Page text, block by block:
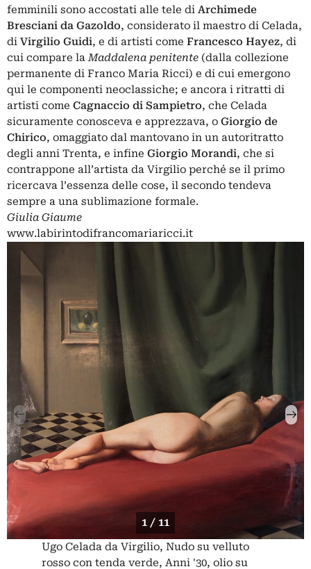
femminili sono accostati alle tele di Archimede
Bresciani da Gazoldo, considerato il maestro di Celada,
di Virgilio Guidi, e di artisti come Francesco Hayez, di
cui compare laMaddalena penitente (dalla collezione
permanente di Franco Maria Ricci) e di cui emergono
qui le componenti neoclassiche; e ancora i ritratti di
artisti come Cagnaccio di Sampietro, che Celada
sicuramente conosceva e apprezzava, o Giorgio de
Chirico, omaggiato dal mantovano in un autoritratto
degli anni Trenta, e infine Giorgio Morandi, che si
contrappone all’artista da Virgilio perché se il primo
ricercava l’essenza delle cose, il secondo tendeva
sempre a una sublimazione formale.
Giulia Giaume
www.labirintodifrancomariaricci.it
1 / 11
Ugo Celada da Virgilio, Nudo su velluto
rosso con tenda verde, Anni '30, olio su